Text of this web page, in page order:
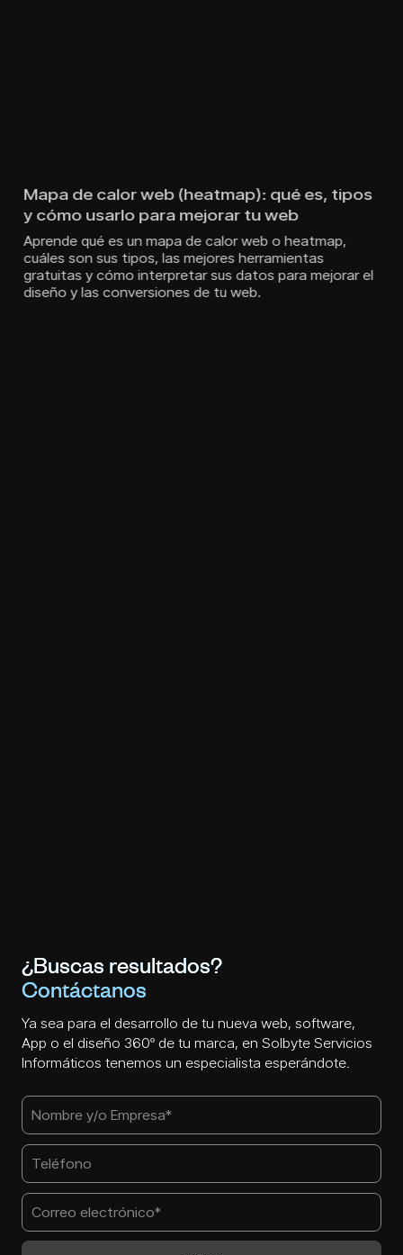
Mapa de calor web (heatmap): qué es, tipos
y cómo usarlo para mejorar tu web
Aprende qué es un mapa de calor web o heatmap,
cuáles son sus tipos, las mejores herramientas
gratuitas y cómo interpretar sus datos para mejorar el
diseño y las conversiones de tu web.
¿Buscas resultados?
Contáctanos
Ya sea para el desarrollo de tu nueva web, software,
App o el diseño 360º de tu marca, en Solbyte Servicios
Informáticos tenemos un especialista esperándote.